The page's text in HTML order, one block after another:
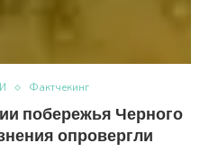
Фактчекинг
побережья Черного
опровергли